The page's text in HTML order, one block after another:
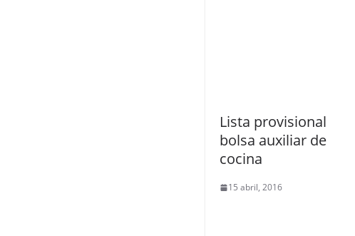
Lista provisional
bolsa auxiliar de
cocina
15 abril, 2016